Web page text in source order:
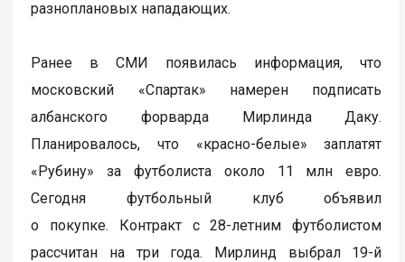
разноплановых нападающих.
Ранее в СМИ появилась информация, что
московский «Спартак» намерен подписать
албанского форварда Мирлинда Даку.
Планировалось, что «красно-белые» заплатят
«Рубину» за футболиста около 11 млн евро.
Сегодня футбольный клуб объявил
о покупке. Контракт с 28-летним футболистом
рассчитан на три года. Мирлинд выбрал 19-й